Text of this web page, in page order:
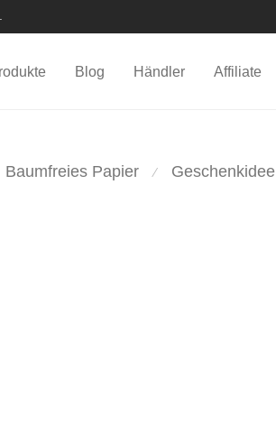
Blog Händler Affiliate
Baumfreies Papier ⁄ Geschenkidee